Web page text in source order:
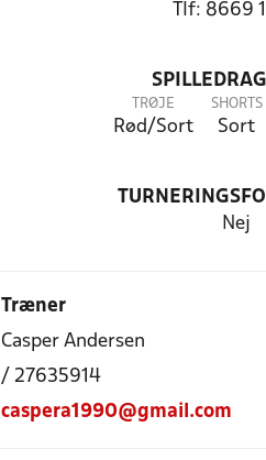
Tlf: 8669
TRØJE
Rød/Sort
SHORTS
Sort
Nej
Træner
Casper Andersen
/ 27635914
caspera1990@gmail.com